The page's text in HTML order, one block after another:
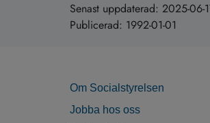
Senast uppdaterad: 2025-06-
Publicerad: 1992-01-01
Om Socialstyrelsen
Jobba hos oss